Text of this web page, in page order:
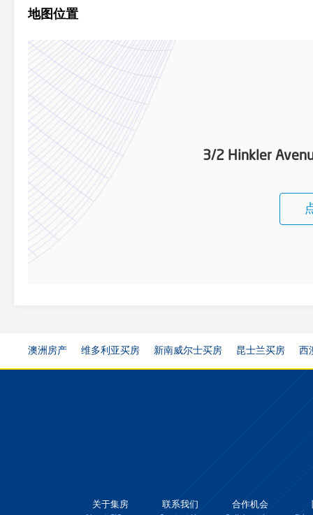
地图位置
3/2 Hinkler
澳洲房产 维多利亚买房 新南威尔士买房 昆士兰买房 西
关于集房 联系我们 合作机会